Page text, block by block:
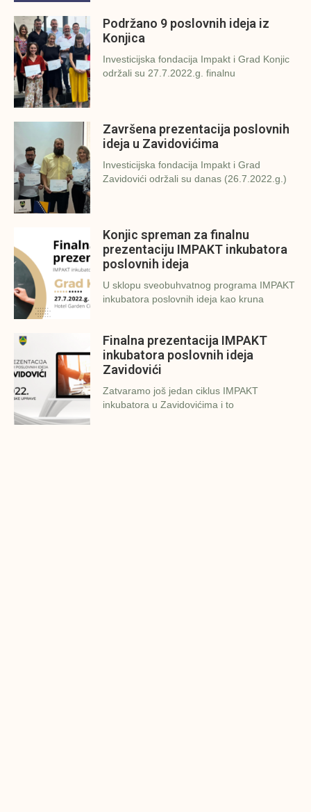
Podržano 9 poslovnih ideja iz
Konjica
Investicijska fondacija Impakt i Grad Konjic
održali su 27.7.2022.g. finalnu
Završena prezentacija poslovnih
ideja u Zavidovićima
Investicijska fondacija Impakt i Grad
Zavidovići održali su danas (26.7.2022.g.)
Konjic spreman za finalnu
prezentaciju IMPAKT inkubatora
poslovnih ideja
U sklopu sveobuhvatnog programa IMPAKT
inkubatora poslovnih ideja kao kruna
Finalna prezentacija IMPAKT
inkubatora poslovnih ideja
Zavidovići
Zatvaramo još jedan ciklus IMPAKT
inkubatora u Zavidovićima i to